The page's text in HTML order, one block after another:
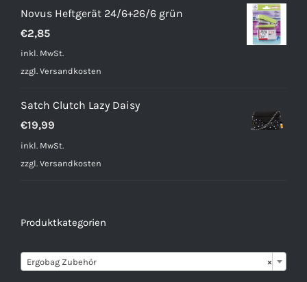
Novus Heftgerät 24/6+26/6 grün
€2,85
inkl. MwSt.
zzgl. Versandkosten
Satch Clutch Lazy Daisy
€19,99
inkl. MwSt.
zzgl. Versandkosten
Produktkategorien
×
Ergobag Zubehör